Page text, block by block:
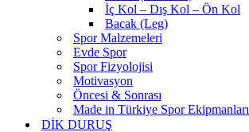
İç Kol – Dış Kol – Ön Kol
Bacak (Leg)
Spor Malzemeleri
Evde Spor
Spor Fizyolojisi
Motivasyon
Öncesi & Sonrası
Made in Türkiye Spor Ekipmanları
DİK DURUŞ